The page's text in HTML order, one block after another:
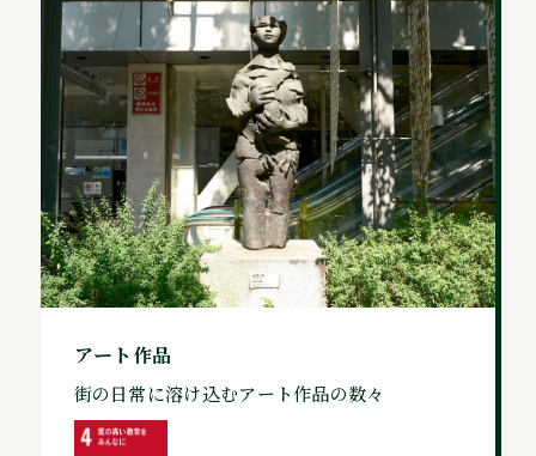
アート作品
街の日常に溶け込むアート作品の数々